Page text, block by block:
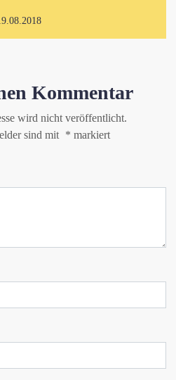
Kommentar
wird nicht veröffentlicht.
sind mit * markiert